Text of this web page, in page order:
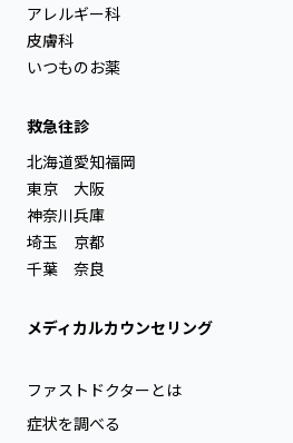
アレルギー科
皮膚科
いつものお薬
救急往診
北海道
東京
神奈川
埼玉
千葉
愛知
大阪
兵庫
京都
奈良
福岡
メディカルカウンセリング
ファストドクターとは
症状を調べる